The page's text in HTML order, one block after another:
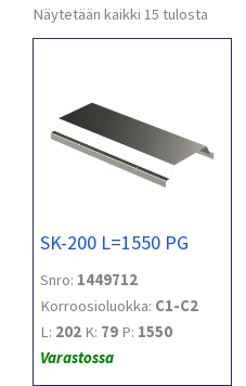
Yhteystiedot
Näytetään kaikki 15 tulosta
SK-200 L=1550 PG
Snro: 1449712
Korroosioluokka: C1-C2
L: 202 K: 79 P: 1550
Varastossa